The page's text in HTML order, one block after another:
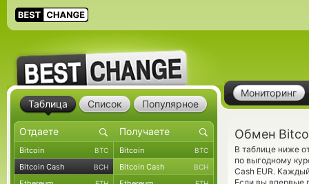
Мониторинг
Обмен
В таблице ниже
по выгодному
Cash EUR.
Таблица Список Популярное
Bitcoin BTC Bitcoin BTC
Bitcoin Cash BCH Bitcoin Cash BCH